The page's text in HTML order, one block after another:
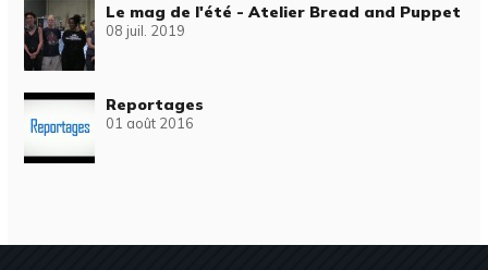
Le mag de l'été - Atelier Bread and Puppet
08 juil. 2019
Reportages
01 août 2016